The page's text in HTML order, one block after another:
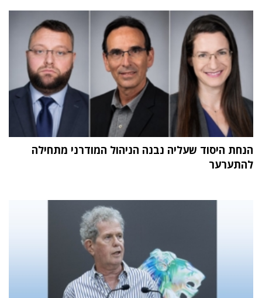
הנחת היסוד שעליה נבנה הניהול המודרני מתחילה
להתערער